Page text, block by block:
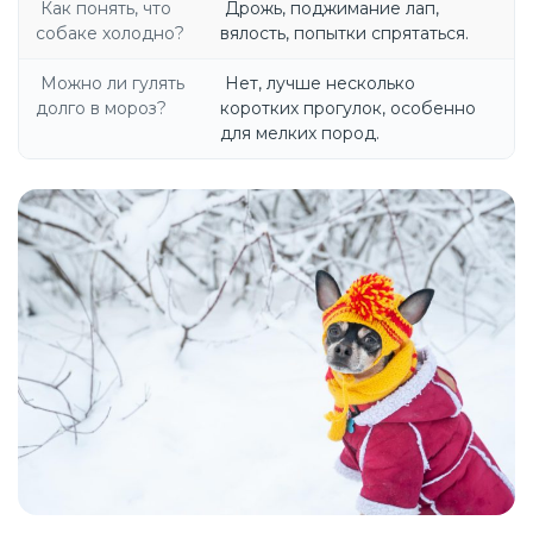
Как понять, что
собаке холодно?
Дрожь, поджимание лап,
вялость, попытки спрятаться.
Можно ли гулять
долго в мороз?
Нет, лучше несколько
коротких прогулок, особенно
для мелких пород.